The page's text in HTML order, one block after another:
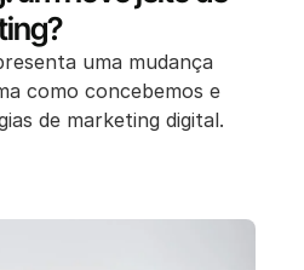
uma mudança
como concebemos e
de marketing digital.